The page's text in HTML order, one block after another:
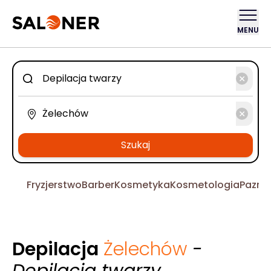
MENU
Szukaj
FryzjerstwoBarberKosmetykaKosmetologia
Depilacja Żelechów -